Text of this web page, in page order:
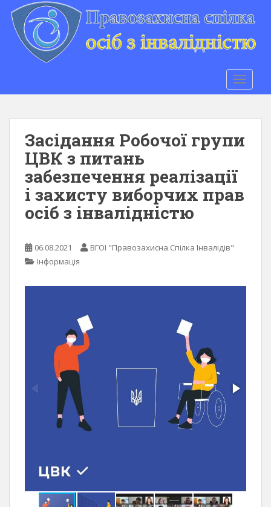
Засідання Робочої групи
ЦВК з питань
забезпечення реалізації
і захисту виборчих прав
осіб з інвалідністю
06.08.2021
ВГОІ "Правозахисна Спілка Інвалідів"
Інформація